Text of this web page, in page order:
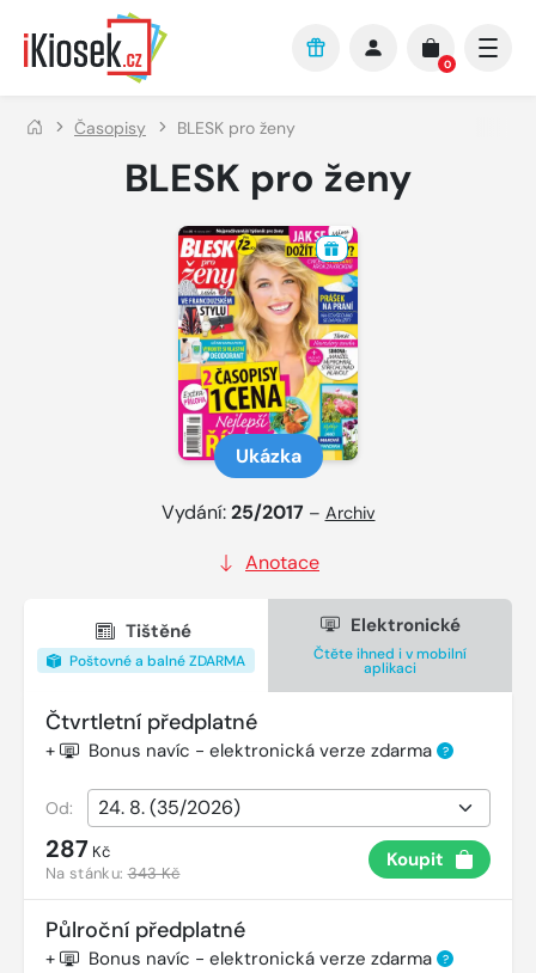
Přejít na hlavní obsah
0
Časopisy BLESK pro ženy
BLESK pro ženy
Ukázka
Vydání:25/2017 – Archiv
Anotace
Tištěné
Poštovné a balné ZDARMA
Elektronické
Čtěte ihned i v mobilní
aplikaci
Čtvrtletní předplatné
+ Bonus navíc - elektronická verze zdarma ?
Od:
287 Kč
Na stánku:343 Kč
Koupit
Půlroční předplatné
+ Bonus navíc - elektronická verze zdarma ?